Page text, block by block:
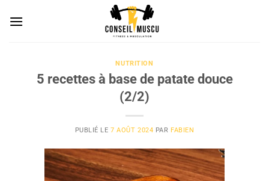
NUTRITION
5 recettes à base de patate douce
(2/2)
PUBLIÉ LE7 AOÛT 2024 PAR FABIEN